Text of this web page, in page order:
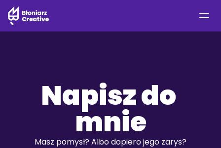
Napisz do
mnie
Masz pomysł? Albo dopiero jego zarys?